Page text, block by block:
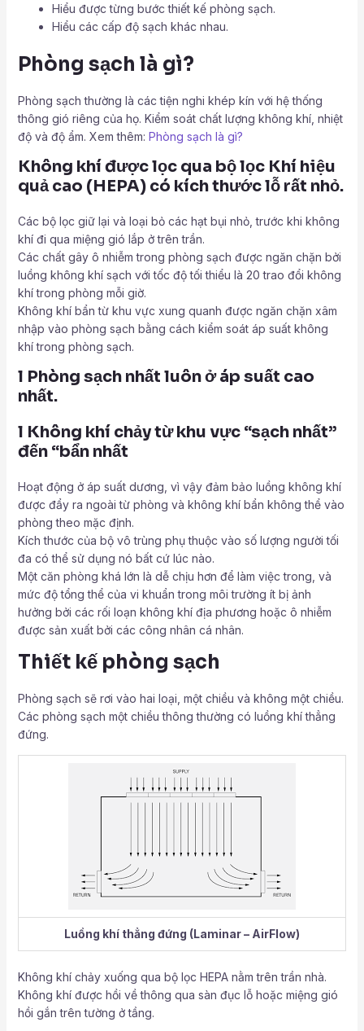
Hiểu được từng bước thiết kế phòng sạch.
Hiểu các cấp độ sạch khác nhau.
Phòng sạch là gì?
Phòng sạch thường là các tiện nghi khép kín với hệ thống
thông gió riêng của họ. Kiểm soát chất lượng không khí, nhiệt
độ và độ ẩm. Xem thêm: Phòng sạch là gì?
Không khí được lọc qua bộ lọc Khí hiệu
quả cao (HEPA) có kích thước lỗ rất nhỏ.
Các bộ lọc giữ lại và loại bỏ các hạt bụi nhỏ, trước khi không
khí đi qua miệng gió lắp ở trên trần.
Các chất gây ô nhiễm trong phòng sạch được ngăn chặn bởi
luồng không khí sạch với tốc độ tối thiểu là 20 trao đổi không
khí trong phòng mỗi giờ.
Không khí bẩn từ khu vực xung quanh được ngăn chặn xâm
nhập vào phòng sạch bằng cách kiểm soát áp suất không
khí trong phòng sạch.
l Phòng sạch nhất luôn ở áp suất cao
nhất.
l Không khí chảy từ khu vực “sạch nhất”
đến “bẩn nhất
Hoạt động ở áp suất dương, vì vậy đảm bảo luồng không khí
được đẩy ra ngoài từ phòng và không khí bẩn không thể vào
phòng theo mặc định.
Kích thước của bộ vô trùng phụ thuộc vào số lượng người tối
đa có thể sử dụng nó bất cứ lúc nào.
Một căn phòng khá lớn là dễ chịu hơn để làm việc trong, và
mức độ tổng thể của vi khuẩn trong môi trường ít bị ảnh
hưởng bởi các rối loạn không khí địa phương hoặc ô nhiễm
được sản xuất bởi các công nhân cá nhân.
Thiết kế phòng sạch
Phòng sạch sẽ rơi vào hai loại, một chiều và không một chiều.
Các phòng sạch một chiều thông thường có luồng khí thẳng
đứng.
Luồng khí thẳng đứng (Laminar – AirFlow)
Không khí chảy xuống qua bộ lọc HEPA nằm trên trần nhà.
Không khí được hồi về thông qua sàn đục lỗ hoặc miệng gió
hồi gắn trên tường ở tầng.